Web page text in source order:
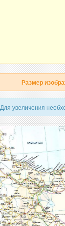
Размер
Для увеличения